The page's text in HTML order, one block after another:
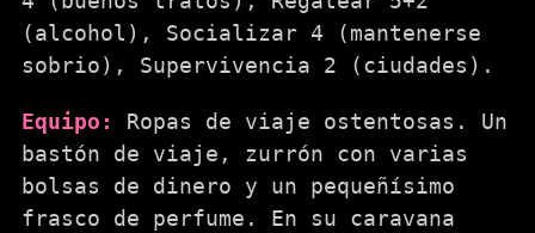
(alcohol), Socializar 4 (mantenerse
sobrio), Supervivencia 2 (ciudades).
Equipo:
Ropas de viaje ostentosas. Un
bastón de viaje, zurrón con varias
bolsas de dinero y un pequeñísimo
frasco de perfume. En su caravana